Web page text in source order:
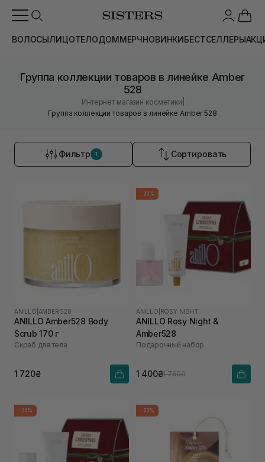
ВОЛОСЫЛИЦОТЕЛОДОММЕРЧНОВИНКИБЕСТСЕЛЛЕРЫ
Группа коллекции товаров в линейке Amber
528
Интернет магазин косметики
Группа коллекции товаров в линейке Amber 528
Фильтр 1 Сортировать
ANILLO AMBER 528
ANILLO Amber528 Body
Scrub 170 г
Скраб для тела
1 720₴
-20%
ANILLO ROSY NIGHT
ANILLO Rosy Night &
Amber528
Подарочный набор
1 400₴1 760₴
-20% -20%